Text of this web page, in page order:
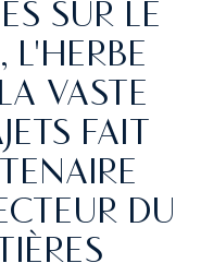
SUR LE
L'HERBE
VASTE
FAIT
DU